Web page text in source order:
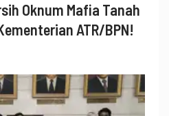
Oknum Mafia Tanah
ATR/BPN!